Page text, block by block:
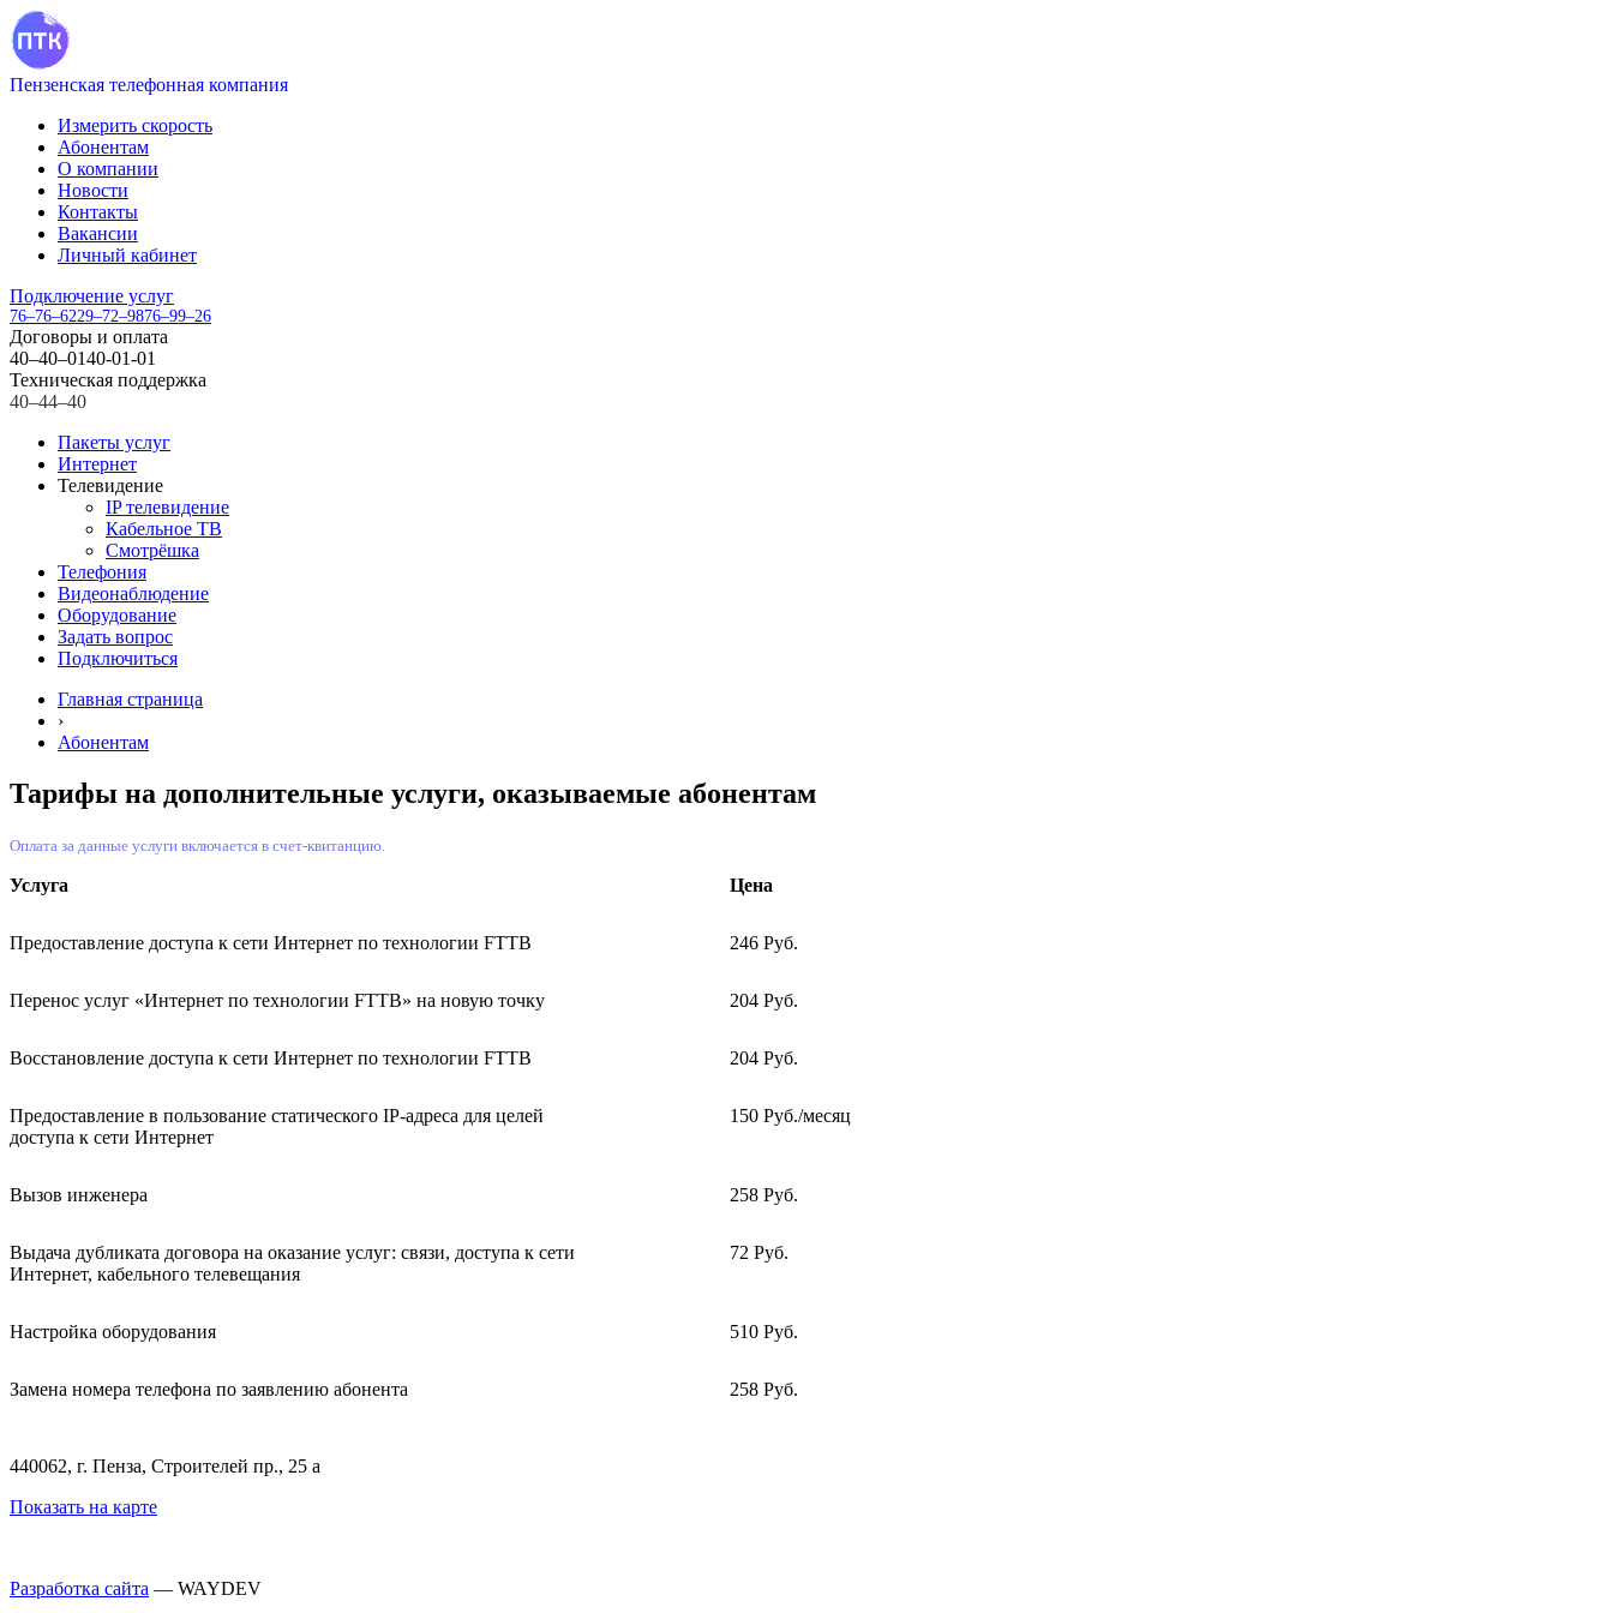
Пензенская телефонная компания
Измерить скорость
Абонентам
О компании
Новости
Контакты
Вакансии
Личный кабинет
Подключение услуг
76–76–6229–72–9876–99–26
Договоры и оплата
40–40–0140-01-01
Техническая поддержка
40–44–40
Пакеты услуг
Интернет
Телевидение
IP телевидение
Кабельное ТВ
Смотрёшка
Телефония
Видеонаблюдение
Оборудование
Задать вопрос
Подключиться
Главная страница
›
Абонентам
Тарифы на дополнительные услуги, оказываемые абонентам
Оплата за данные услуги включается в счет-квитанцию.
Услуга Цена
Предоставление доступа к сети Интернет по технологии FTTB 246 Руб.
Перенос услуг «Интернет по технологии FTTB» на новую точку 204 Руб.
Восстановление доступа к сети Интернет по технологии FTTB 204 Руб.
Предоставление в пользование статического IP-адреса для целей
доступа к сети Интернет
150 Руб./месяц
Вызов инженера 258 Руб.
Выдача дубликата договора на оказание услуг: связи, доступа к сети
Интернет, кабельного телевещания
72 Руб.
Настройка оборудования 510 Руб.
Замена номера телефона по заявлению абонента 258 Руб.
440062, г. Пенза, Строителей пр., 25 а
Показать на карте
Разработка сайта — WAYDEV